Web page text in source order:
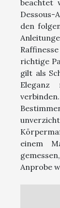
beachtet
Dessous-
den
richtige
gilt als
einem
Anprobe